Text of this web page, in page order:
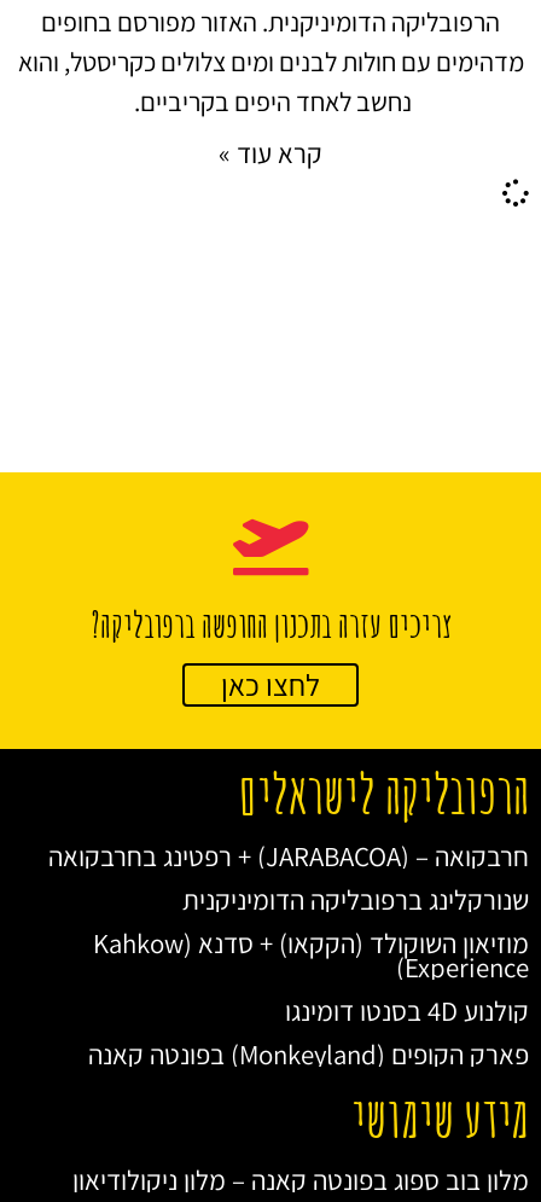
הרפובליקה הדומיניקנית. האזור מפורסם בחופים
מדהימים עם חולות לבנים ומים צלולים כקריסטל, והוא
נחשב לאחד היפים בקריביים.
קרא עוד »
צריכים עזרה בתכנון החופשה ברפובליקה?
לחצו כאן
הרפובליקה לישראלים
חרבקואה – (JARABACOA) + רפטינג בחרבקואה
שנורקלינג ברפובליקה הדומיניקנית
מוזיאון השוקולד (הקקאו) + סדנא (Kahkow
Experience)
קולנוע 4D בסנטו דומינגו
פארק הקופים (Monkeyland) בפונטה קאנה
מידע שימושי
מלון בוב ספוג בפונטה קאנה – מלון ניקולודיאון